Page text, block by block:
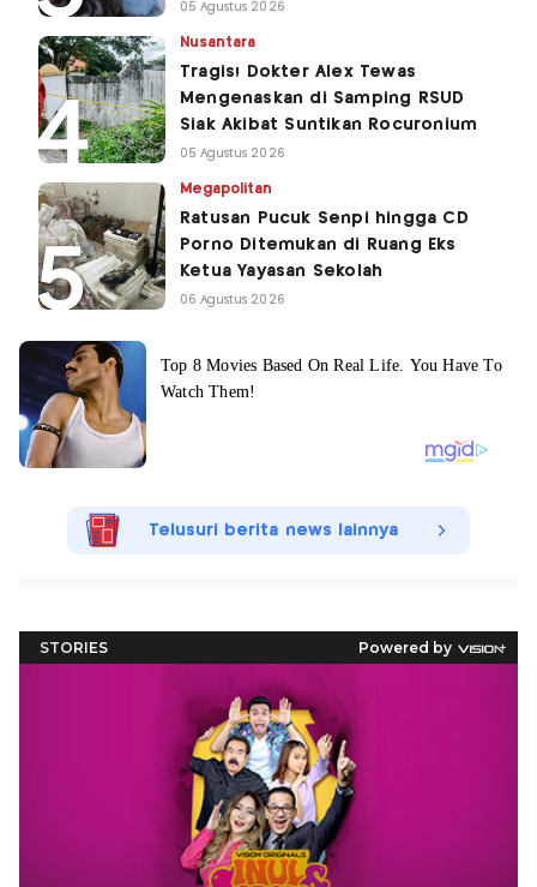
05 Agustus 2026
Nusantara
Tragis! Dokter Alex Tewas
Mengenaskan di Samping RSUD
Siak Akibat Suntikan Rocuronium
05 Agustus 2026
Megapolitan
Ratusan Pucuk Senpi hingga CD
Porno Ditemukan di Ruang Eks
Ketua Yayasan Sekolah
06 Agustus 2026
Telusuri berita news lainnya